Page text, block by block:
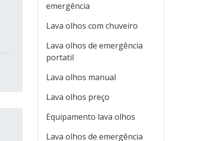
emergência
Lava olhos com chuveiro
Lava olhos de emergência
portatil
Lava olhos manual
Lava olhos preço
Equipamento lava olhos
Lava olhos de emergência